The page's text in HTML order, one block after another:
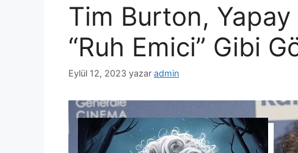
Tim Burton,
“Ruh Emici” Gibi
Eylül 12, 2023 yazar admin